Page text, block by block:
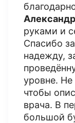
руками и
Спасибо
надежду,
уровне. Не
чтобы
врача. В
большой